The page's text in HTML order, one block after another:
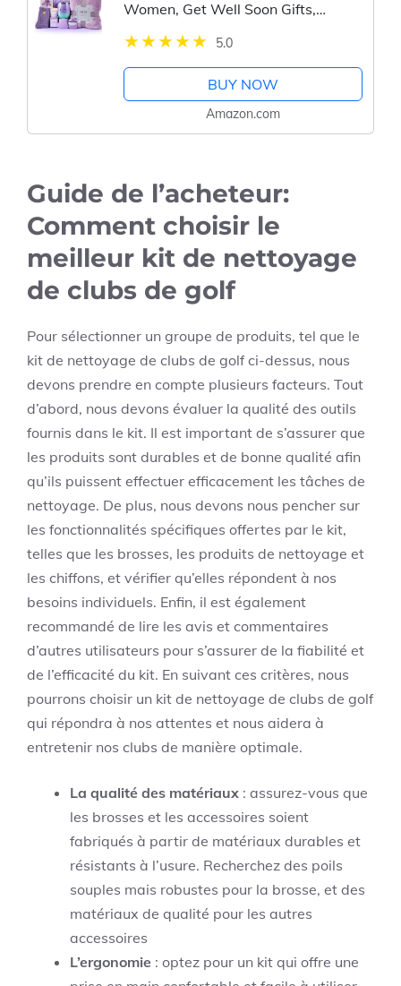
Women, Get Well Soon Gifts,
Relaxing Spa Care Package with
Mothers Day, Christmas Gifts for...
5.0
BUY NOW
Amazon.com
Guide de l’acheteur:
Comment choisir le
meilleur kit de nettoyage
de clubs de golf
Pour sélectionner un groupe de produits, tel que le
kit de nettoyage de clubs de golf ci-dessus, nous
devons prendre en compte plusieurs facteurs. Tout
d’abord, nous devons évaluer la qualité des outils
fournis dans le kit. Il est important de s’assurer que
les produits sont durables et de bonne qualité afin
qu’ils puissent effectuer efficacement les tâches de
nettoyage. De plus, nous devons nous pencher sur
les fonctionnalités spécifiques offertes par le kit,
telles que les brosses, les produits de nettoyage et
les chiffons, et vérifier qu’elles répondent à nos
besoins individuels. Enfin, il est également
recommandé de lire les avis et commentaires
d’autres utilisateurs pour s’assurer de la fiabilité et
de l’efficacité du kit. En suivant ces critères, nous
pourrons choisir un kit de nettoyage de clubs de golf
qui répondra à nos attentes et nous aidera à
entretenir nos clubs de manière optimale.
La qualité des matériaux : assurez-vous que
les brosses et les accessoires soient
fabriqués à partir de matériaux durables et
résistants à l’usure. Recherchez des poils
souples mais robustes pour la brosse, et des
matériaux de qualité pour les autres
accessoires
L’ergonomie : optez pour un kit qui offre une